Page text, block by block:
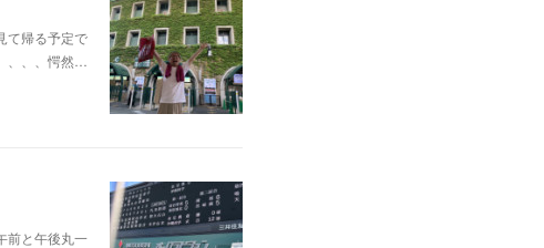
て帰る予定で
、、、愕然…
前と午後丸一